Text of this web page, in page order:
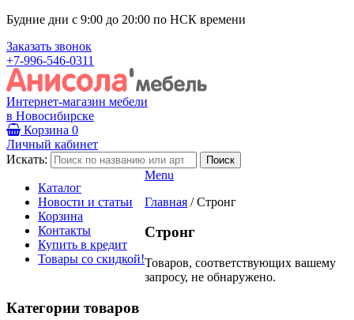
Будние дни с 9:00 до 20:00 по НСК времени
Заказать звонок
+7-996-546-0311
Интернет-магазин мебели
в Новосибирске
Корзина 0
Личный кабинет
Искать:
Каталог
Новости и статьи
Корзина
Контакты
Купить в кредит
Товары со скидкой!
Menu
Главная / Стронг
Стронг
Товаров, соответствующих вашему
запросу, не обнаружено.
Категории товаров